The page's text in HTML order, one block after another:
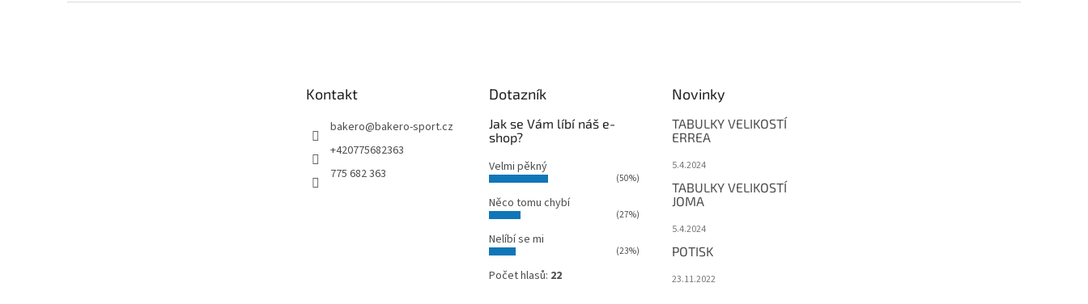
Kontakt
bakero@bakero-sport.cz
+420775682363
775 682 363
Dotazník
Jak se Vám líbí náš e-
shop?
Velmi pěkný
(50%)
Něco tomu chybí
(27%)
Nelíbí se mi
(23%)
Počet hlasů: 22
Novinky
TABULKY VELIKOSTÍ
ERREA
5.4.2024
TABULKY VELIKOSTÍ
JOMA
5.4.2024
POTISK
23.11.2022